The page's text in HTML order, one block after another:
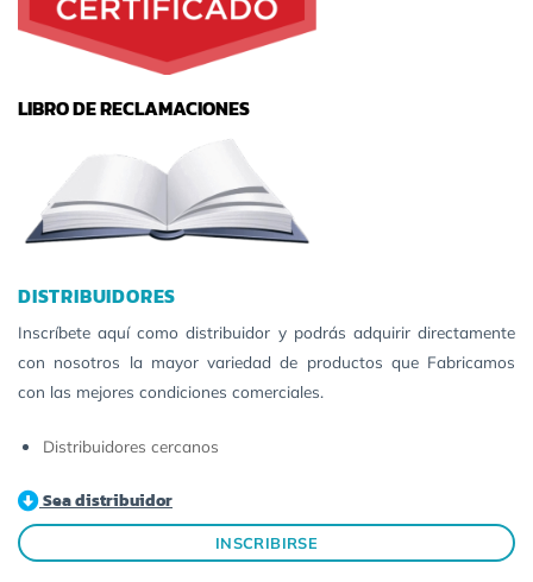
LIBRO DE RECLAMACIONES
DISTRIBUIDORES
Inscríbete aquí como distribuidor y podrás adquirir directamente
con nosotros la mayor variedad de productos que Fabricamos
con las mejores condiciones comerciales.
Distribuidores cercanos
Sea distribuidor
INSCRIBIRSE